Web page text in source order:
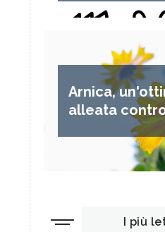
Arnica,
alleata
I più